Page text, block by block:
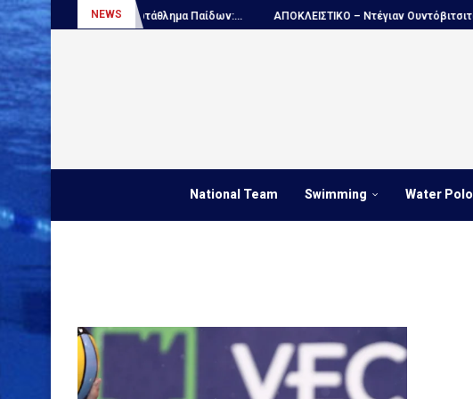
NEWS
Πόλο, Παγκόσμιο πρωτάθλημα Παίδων:... ΑΠΟΚΛΕΙΣΤΙΚΟ – Ντέγιαν Ουντόβιτσιτς...
National Team Swimming Water Polo